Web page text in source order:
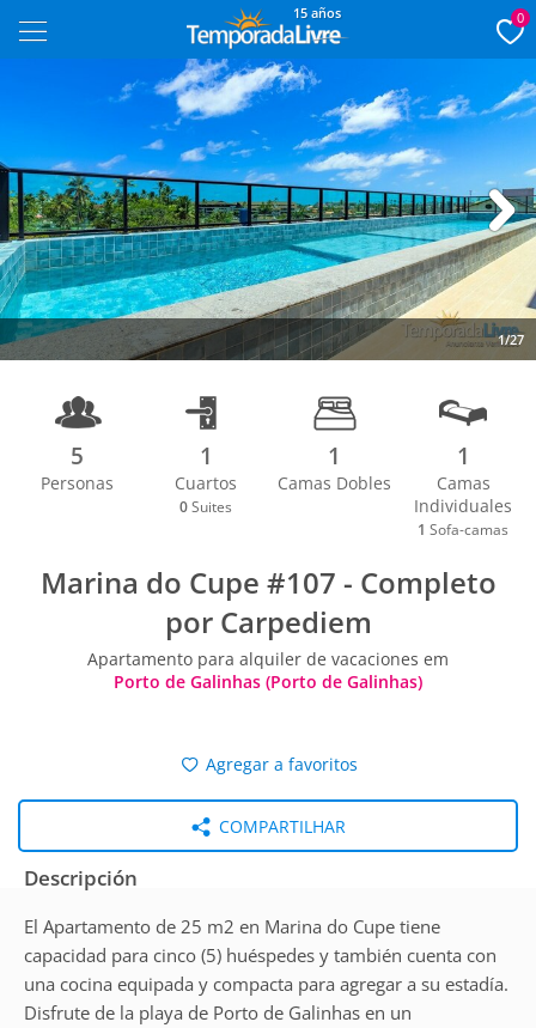
15 años 0
1/27
Next
5
Personas
1
Cuartos
0 Suites
1
Camas Dobles
1
Camas
Individuales
1 Sofa-camas
Marina do Cupe #107 - Completo
por Carpediem
Apartamento para alquiler de vacaciones em
Porto de Galinhas (Porto de Galinhas)
Agregar a favoritos
COMPARTILHAR
Descripción
El Apartamento de 25 m2 en Marina do Cupe tiene
capacidad para cinco (5) huéspedes y también cuenta con
una cocina equipada y compacta para agregar a su estadía.
Disfrute de la playa de Porto de Galinhas en un